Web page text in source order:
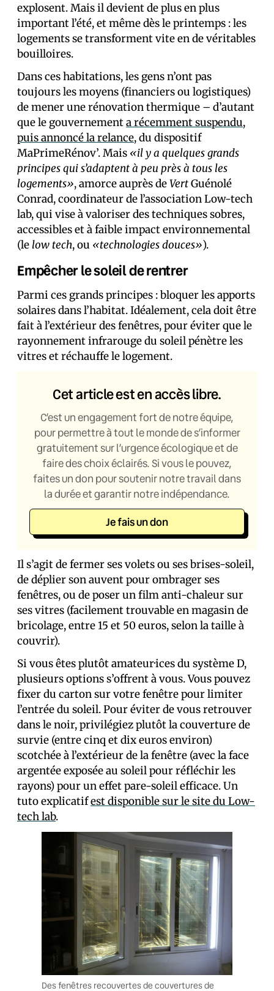
explosent. Mais il devient de plus en plus
important l’été, et même dès le printemps : les
logements se transforment vite en de véritables
bouilloires.
Dans ces habitations, les gens n’ont pas
toujours les moyens (financiers ou logistiques)
de mener une rénovation thermique – d’autant
que le gouvernementa récemment suspendu,
puis annoncé la relance, du dispositif
MaPrimeRénov’. Mais «il y a quelques grands
principes qui s’adaptent à peu près à tous les
logements», amorce auprès deVertGuénolé
Conrad, coordinateur de l’association Low-tech
lab, qui vise à valoriser des techniques sobres,
accessibles et à faible impact environnemental
(le low tech, ou «technologies douces»).
Empêcher le soleil de rentrer
Parmi ces grands principes : bloquer les apports
solaires dans l’habitat. Idéalement, cela doit être
fait à l’extérieur des fenêtres, pour éviter que le
rayonnement infrarouge du soleil pénètre les
vitres et réchauffe le logement.
Cet article est en accès libre.
C’est un engagement fort de notre équipe,
pour permettre à tout le monde de s’informer
gratuitement sur l’urgence écologique et de
faire des choix éclairés. Si vous le pouvez,
faites un don pour soutenir notre travail dans
la durée et garantir notre indépendance.
Je fais un don
Il s’agit de fermer ses volets ou ses brises-soleil,
de déplier son auvent pour ombrager ses
fenêtres, ou de poser un film anti-chaleur sur
ses vitres (facilement trouvable en magasin de
bricolage, entre 15 et 50 euros, selon la taille à
couvrir).
Si vous êtes plutôt amateur·ices du système D,
plusieurs options s’offrent à vous. Vous pouvez
fixer du carton sur votre fenêtre pour limiter
l’entrée du soleil. Pour éviter de vous retrouver
dans le noir, privilégiez plutôt la couverture de
survie (entre cinq et dix euros environ)
scotchée à l’extérieur de la fenêtre (avec la face
argentée exposée au soleil pour réfléchir les
rayons) pour un effet pare-soleil efficace. Un
tuto explicatifest disponible sur le site du Low-
tech lab.
Des fenêtres recouvertes de couvertures de